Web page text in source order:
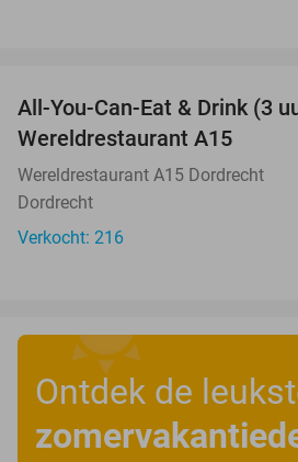
All-You-Can-Eat & Drink (3
Wereldrestaurant A15
Wereldrestaurant A15 Dordrecht
Dordrecht
Verkocht: 216
Ontdek de